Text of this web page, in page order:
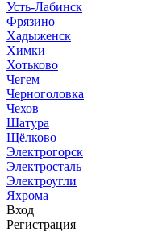
Усть-Лабинск
Фрязино
Хадыженск
Химки
Хотьково
Чегем
Черноголовка
Чехов
Шатура
Щёлково
Электрогорск
Электросталь
Электроугли
Яхрома
Вход
Регистрация